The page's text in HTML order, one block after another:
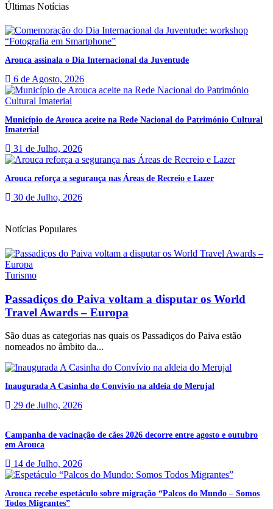
Últimas Notícias
Arouca assinala o Dia Internacional da Juventude
6 de Agosto, 2026
Município de Arouca aceite na Rede Nacional do Património Cultural
Imaterial
31 de Julho, 2026
Arouca reforça a segurança nas Áreas de Recreio e Lazer
30 de Julho, 2026
Notícias Populares
Turismo
Passadiços do Paiva voltam a disputar os World
Travel Awards – Europa
São duas as categorias nas quais os Passadiços do Paiva estão
nomeados no âmbito da...
Inaugurada A Casinha do Convívio na aldeia do Merujal
29 de Julho, 2026
Campanha de vacinação de cães 2026 decorre entre agosto e outubro
em Arouca
14 de Julho, 2026
Arouca recebe espetáculo sobre migração “Palcos do Mundo – Somos
Todos Migrantes”